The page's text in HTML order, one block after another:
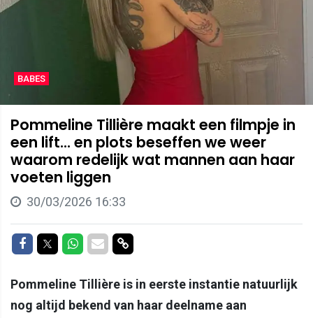
BABES
Pommeline Tillière maakt een filmpje in
een lift... en plots beseffen we weer
waarom redelijk wat mannen aan haar
voeten liggen
30/03/2026 16:33
Delen op Facebook
Delen op Twitter
Delen op Whatsapp
Delen via Mail
Delen via link
Pommeline Tillière is in eerste instantie natuurlijk
nog altijd bekend van haar deelname aan